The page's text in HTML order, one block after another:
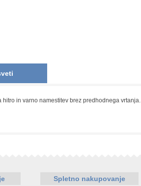
in varno namestitev brez predhodnega vrtanja.
Spletno nakupovanje